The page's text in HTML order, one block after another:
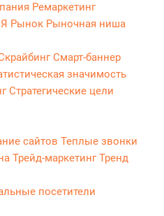
Ремаркетинг
Рынок Рыночная ниша
Смарт-баннер
значимость
Стратегические цели
сайтов Теплые звонки
Трейд-маркетингТренд
посетители